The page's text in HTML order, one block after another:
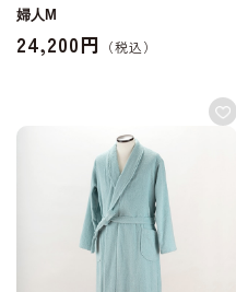
婦人M
24,200円